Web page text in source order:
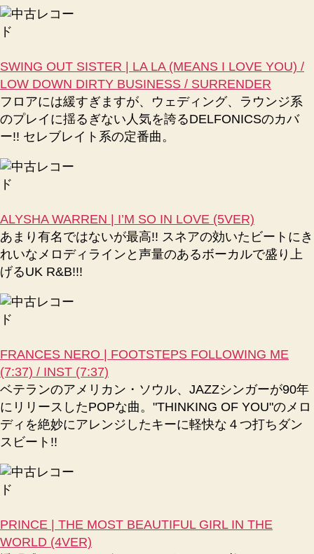
SWING OUT SISTER | LA LA (MEANS I LOVE YOU) /
LOW DOWN DIRTY BUSINESS / SURRENDER
フロアには緩すぎますが、ウェディング、ラウンジ系
のプレイに揺るぎない人気を誇るDELFONICSのカバ
ー!! セレブレイト系の定番曲。
ALYSHA WARREN | I’M SO IN LOVE (5VER)
あまり有名ではないが最高!! スネアの効いたビートにき
れいなメロディラインと声量のあるボーカルで盛り上
げるUK R&B!!!
FRANCES NERO | FOOTSTEPS FOLLOWING ME
(7:37) / INST (7:37)
ベテランのアメリカン・ソウル、JAZZシンガーが90年
にリリースしたPOPな曲。"THINKING OF YOU"のメロ
ディを絶妙にアレンジしたキーに軽快な４つ打ちダン
スビート!!
PRINCE | THE MOST BEAUTIFUL GIRL IN THE
WORLD (4VER)